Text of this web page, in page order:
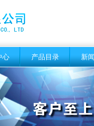
心 产品目录 新